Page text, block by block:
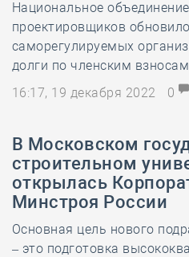
Национальное
проектировщиков
саморегулируемых
долги по членским
16:17, 19 декабря 2022
0
В Московском
строительном
открылась
Минстроя России
Основная цель нового
– это подготовка